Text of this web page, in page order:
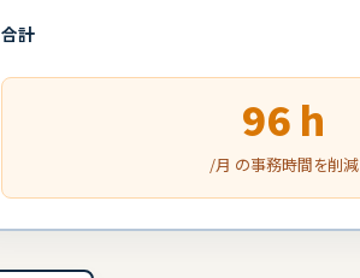
合計
96 h
/月 の事務時間を削減